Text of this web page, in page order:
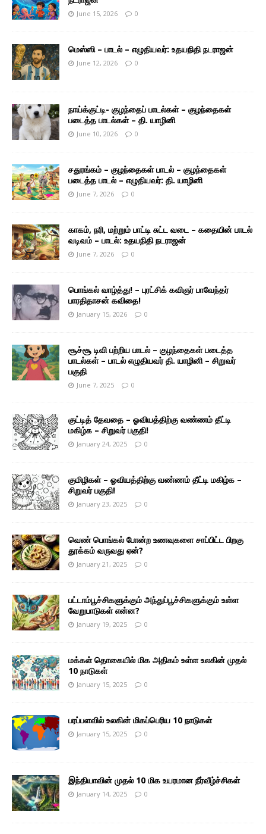
June 15, 2026 0
மெஸ்ஸி – பாடல் – எழுதியவர்: உதயநிதி நடராஜன்
June 12, 2026 0
நாய்க்குட்டி- குழந்தைப் பாடல்கள் – குழந்தைகள்
படைத்த பாடல்கள் – தி. யாழினி
June 10, 2026 0
சதுரங்கம் – குழந்தைகள் பாடல் – குழந்தைகள்
படைத்த பாடல் – எழுதியவர்: தி. யாழினி
June 7, 2026 0
காகம், நரி, மற்றும் பாட்டி சுட்ட வடை – கதையின் பாடல்
வடிவம் – பாடல்: உதயநிதி நடராஜன்
June 7, 2026 0
பொங்கல் வாழ்த்து! – புரட்சிக் கவிஞர் பாவேந்தர்
பாரதிதாசன் கவிதை!
January 15, 2026 0
சூச்சூ டிவி பற்றிய பாடல் – குழந்தைகள் படைத்த
பாடல்கள் – பாடல் எழுதியவர் தி. யாழினி – சிறுவர்
பகுதி
June 7, 2025 0
குட்டித் தேவதை – ஓவியத்திற்கு வண்ணம் தீட்டி
மகிழ்க – சிறுவர் பகுதி!
January 24, 2025 0
குமிழிகள் – ஓவியத்திற்கு வண்ணம் தீட்டி மகிழ்க –
சிறுவர் பகுதி!
January 23, 2025 0
வெண் பொங்கல் போன்ற உணவுகளை சாப்பிட்ட பிறகு
தூக்கம் வருவது ஏன்?
January 21, 2025 0
பட்டாம்பூச்சிகளுக்கும் அந்துப்பூச்சிகளுக்கும் உள்ள
வேறுபாடுகள் என்ன?
January 19, 2025 0
மக்கள் தொகையில் மிக அதிகம் உள்ள உலகின் முதல்
10 நாடுகள்
January 15, 2025 0
பரப்பளவில் உலகின் மிகப்பெரிய 10 நாடுகள்
January 15, 2025 0
இந்தியாவின் முதல் 10 மிக உயரமான நீர்வீழ்ச்சிகள்
January 14, 2025 0